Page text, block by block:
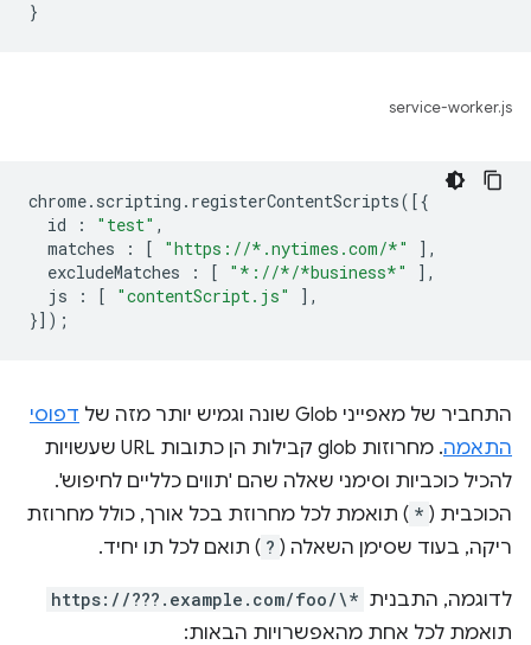
service-worker.js
chrome. scripting . registerContentScripts([{
id
: "test" ,
matches
: [ "https://*.nytimes.com/*"
],
excludeMatches
: [ "*://*/*business*"
],
js
: [ "contentScript.js"
],
}]);
התחביר של מאפייני Glob שונה וגמיש יותר מזה של
דפוסי
התאמה
. מחרוזות glob קבילות הן כתובות URL שעשויות
להכיל כוכביות וסימני שאלה שהם 'תווים כלליים לחיפוש'.
הכוכבית ( * ) תואמת לכל מחרוזת בכל אורך, כולל מחרוזת
ריקה, בעוד שסימן השאלה ( ? ) תואם לכל תו יחיד.
לדוגמה, התבנית https://???.example.com/foo/\*
תואמת לכל אחת מהאפשרויות הבאות: